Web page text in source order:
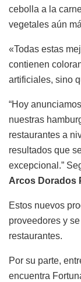
cebolla a la
vegetales aún
«Todas estas
contienen
artificiales, sino
“Hoy
nuestras
restaurantes a
resultados que
excepcional.”
Arcos Dorados
Estos nuevos
proveedores y
restaurantes.
Por su parte,
encuentra